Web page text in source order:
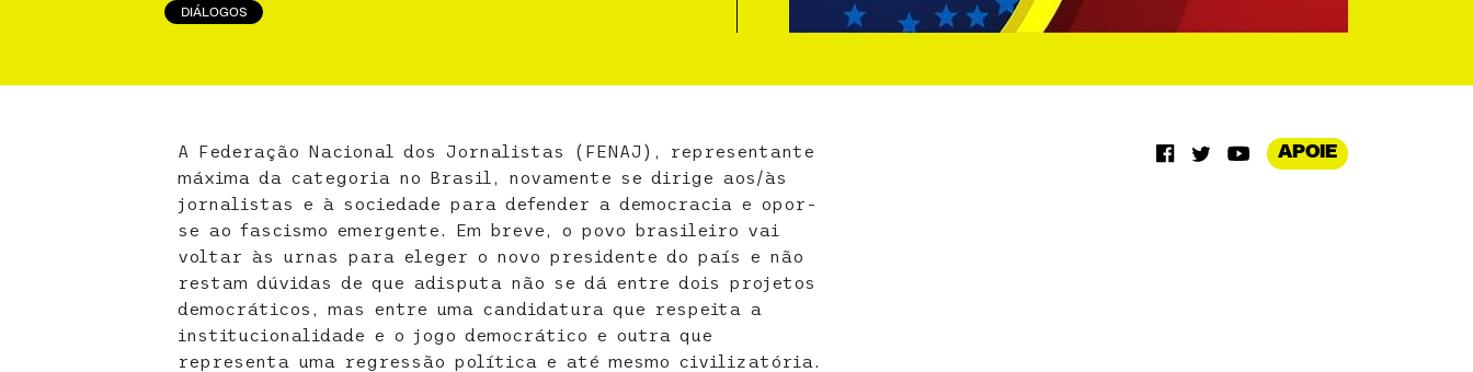
DIÁLOGOS
A Federação Nacional dos Jornalistas (FENAJ), representante
máxima da categoria no Brasil, novamente se dirige aos/às
jornalistas e à sociedade para defender a democracia e opor-
se ao fascismo emergente. Em breve, o povo brasileiro vai
voltar às urnas para eleger o novo presidente do país e não
restam dúvidas de que adisputa não se dá entre dois projetos
democráticos, mas entre uma candidatura que respeita a
institucionalidade e o jogo democrático e outra que
representa uma regressão política e até mesmo civilizatória.
APOIE